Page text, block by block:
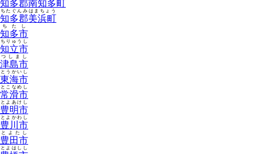
知多郡南知多町
知多郡美浜町
ちたぐんみはまちょう
知多市
ちたし
知立市
ちりゅうし
津島市
つしまし
東海市
とうかいし
常滑市
とこなめし
豊明市
とよあけし
豊川市
とよかわし
豊田市
とよたし
とよはしし